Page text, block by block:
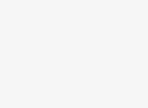
initiaux.
des produits
dans les 72 heures